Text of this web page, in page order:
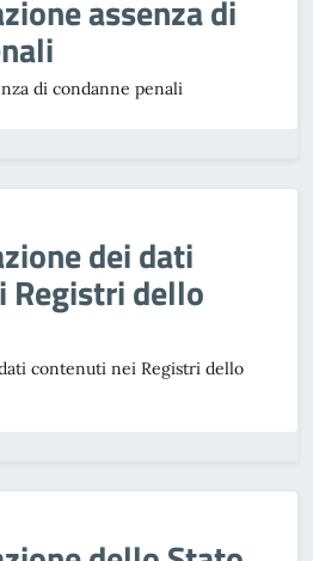
assenza di
di condanne penali
dei dati
Registri dello
contenuti nei Registri dello